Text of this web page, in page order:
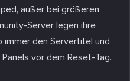
außer bei größeren
Server legen ihre
den Servertitel und
vor dem Reset-Tag.